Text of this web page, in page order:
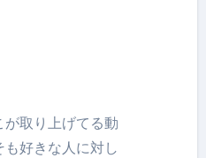
取り上げてる動
好きな人に対し